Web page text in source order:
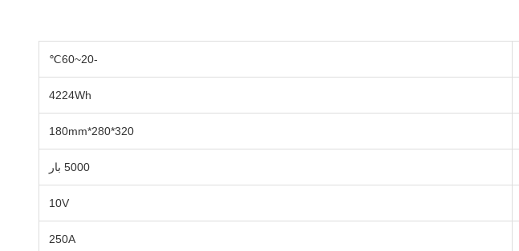
-20~60℃
4224Wh
320*280*180mm
5000 بار
10V
250A